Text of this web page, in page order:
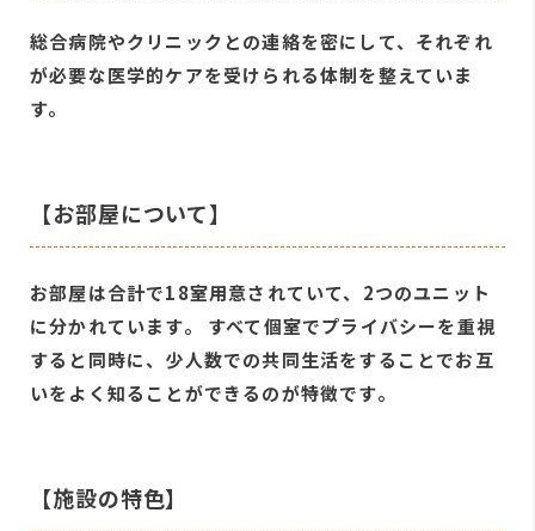
総合病院やクリニックとの連絡を密にして、それぞれ
が必要な医学的ケアを受けられる体制を整えていま
す。
【お部屋について】
お部屋は合計で18室用意されていて、2つのユニット
に分かれています。 すべて個室でプライバシーを重視
すると同時に、少人数での共同生活をすることでお互
いをよく知ることができるのが特徴です。
【施設の特色】